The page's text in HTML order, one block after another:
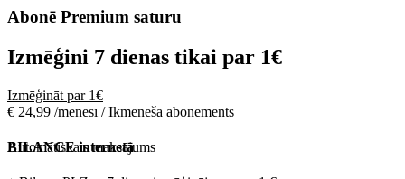
Abonē Premium saturu
Izmēģini 7 dienas tikai par 1€
Izmēģināt par 1€
€ 24,99 /mēnesī / Ikmēneša abonements
Automātiskais maksājums
BILANCE internetā